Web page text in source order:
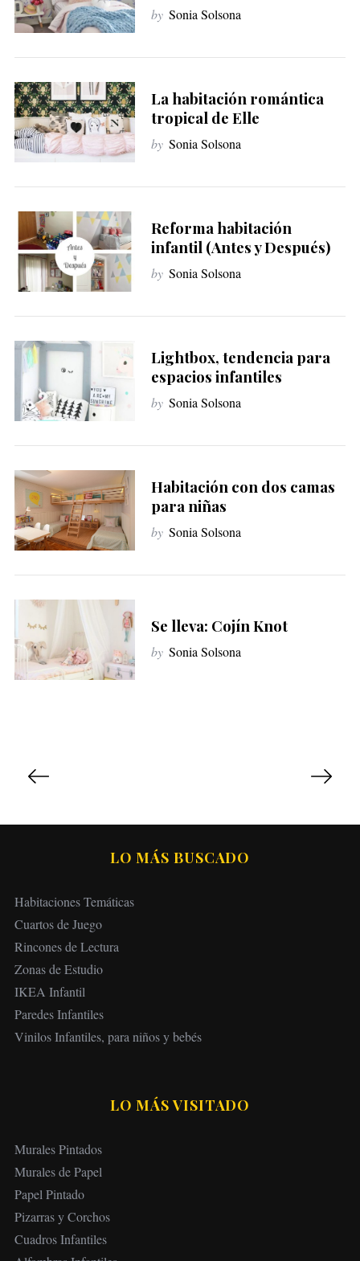
by Sonia Solsona
La habitación romántica
tropical de Elle
by Sonia Solsona
Reforma habitación
infantil (Antes y Después)
by Sonia Solsona
Lightbox, tendencia para
espacios infantiles
by Sonia Solsona
Habitación con dos camas
para niñas
by Sonia Solsona
Se lleva: Cojín Knot
by Sonia Solsona
i
c
i
ó
n
d
e
e
d
a
s
LO MÁS BUSCADO
Habitaciones Temáticas
Cuartos de Juego
Rincones de Lectura
Zonas de Estudio
IKEA Infantil
Paredes Infantiles
Vinilos Infantiles, para niños y bebés
LO MÁS VISITADO
Murales Pintados
Murales de Papel
Papel Pintado
Pizarras y Corchos
Cuadros Infantiles
h
f
: